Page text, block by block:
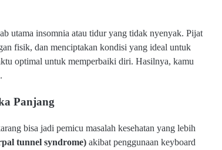
utama insomnia atau tidur yang tidak nyenyak. Pijat
fisik, dan menciptakan kondisi yang ideal untuk
optimal untuk memperbaiki diri. Hasilnya, kamu
Panjang
bisa jadi pemicu masalah kesehatan yang lebih
tunnel syndrome) akibat penggunaan keyboard